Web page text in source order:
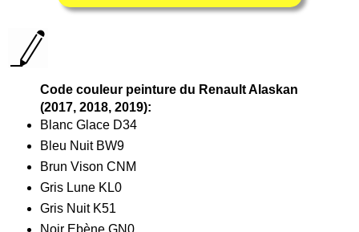
Code couleur peinture du Renault Alaskan
(2017, 2018, 2019):
Blanc Glace D34
Bleu Nuit BW9
Brun Vison CNM
Gris Lune KL0
Gris Nuit K51
Noir Ebène GN0